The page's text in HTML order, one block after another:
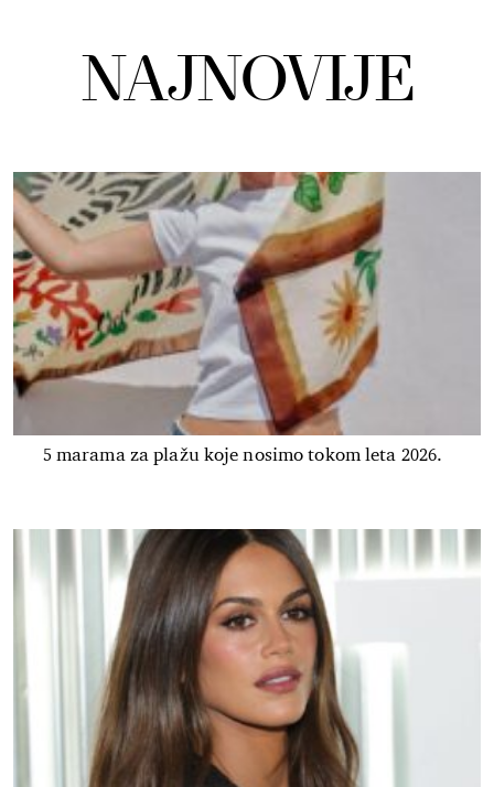
NAJNOVIJE
5 marama za plažu koje nosimo tokom leta 2026.